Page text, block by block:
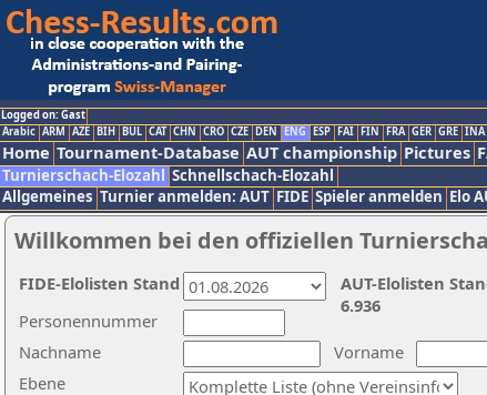
Logged on: Gast
Arabic ARM AZE BIH BUL CAT CHN CRO CZE DEN ENG ESP FAI FIN FRA GER GRE INA
Home Tournament-Database AUT championship Pictures
Turnierschach-Elozahl Schnellschach-Elozahl
Allgemeines Turnier anmelden: AUT FIDE Spieler anmelden Elo
Willkommen bei den offiziellen
Nachname
Vorname
Ebene
Personennummer
AUT-Elolisten
6.936
FIDE-Elolisten Stand